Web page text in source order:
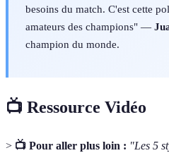
besoins du match. C'est cette
amateurs des champions" —
champion du monde.
📺 Ressource Vidéo
> 📺 Pour aller plus loin : "Les 5